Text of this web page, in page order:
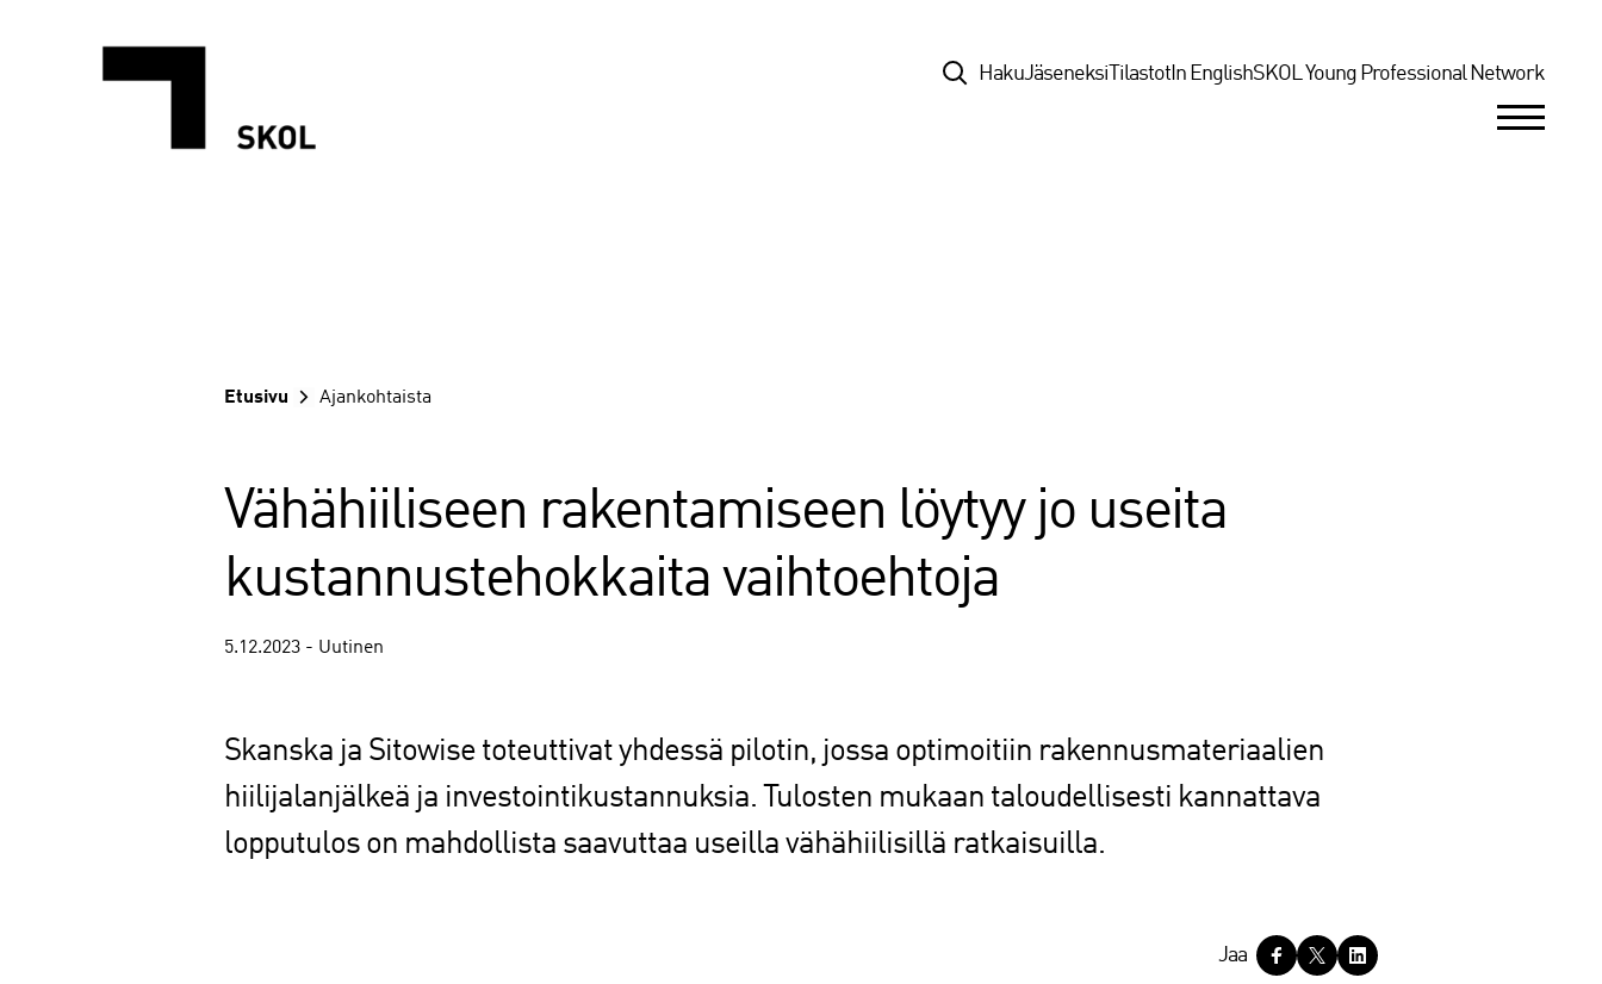
TopHakuJäseneksi Tilastot In EnglishSKOL Young Professional Network
Etusivu Ajankohtaista
Vähähiiliseen rakentamiseen löytyy jo useita
kustannustehokkaita vaihtoehtoja
5.12.2023 - Uutinen
Skanska ja Sitowise toteuttivat yhdessä pilotin, jossa optimoitiin rakennusmateriaalien
hiilijalanjälkeä ja investointikustannuksia. Tulosten mukaan taloudellisesti kannattava
lopputulos on mahdollista saavuttaa useilla vähähiilisillä ratkaisuilla.
Jaa